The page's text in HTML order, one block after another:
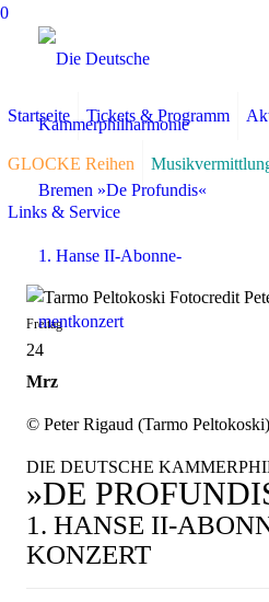
0
Startseite Tickets & Programm
GLOCKE Reihen
Links & Service
Freitag
24
Mrz
© Peter Rigaud (Tarmo Peltokoski)
DIE DEUTSCHE
»DE
1. HANSE II-
KONZERT